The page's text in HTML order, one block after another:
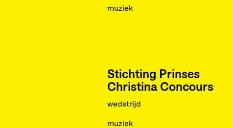
muziek
Stichting Prinses
Christina Concours
wedstrijd
muziek